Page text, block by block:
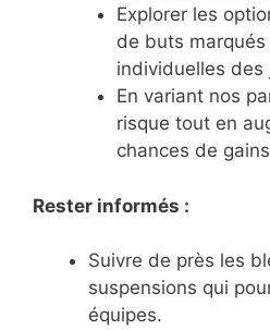
Explorer les
de buts
individuelles des
En variant nos
risque tout en
chances de
Rester informés :
Suivre de près les
suspensions qui
équipes.